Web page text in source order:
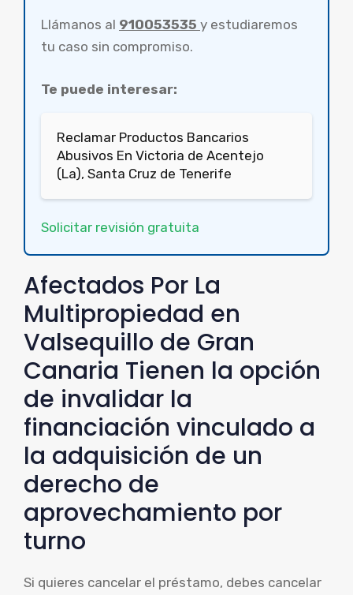
Llámanos al 910053535 y estudiaremos
tu caso sin compromiso.
Te puede interesar:
Reclamar Productos Bancarios
Abusivos En Victoria de Acentejo
(La), Santa Cruz de Tenerife
Solicitar revisión gratuita
Afectados Por La
Multipropiedad en
Valsequillo de Gran
Canaria Tienen la opción
de invalidar la
financiación vinculado a
la adquisición de un
derecho de
aprovechamiento por
turno
Si quieres cancelar el préstamo, debes cancelar